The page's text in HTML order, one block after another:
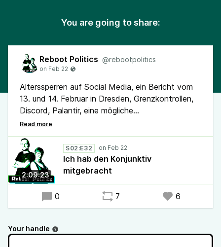
You are going to share:
Reboot Politics @rebootpolitics
Alterssperren auf Social Media, ein Bericht vom
13. und 14. Februar in Dresden, Grenzkontrollen,
Discord, Palantir, eine mögliche
Mehrwertsteuererhöhung, Verschärfungspläne bei
der Grundsicherung, Hürden bei der
Energiewende, die SPD gegen Sticker und noch
viel mehr gibt es in unserer neuen Folge.
Diese wurde am 22. Februar 2026 aufgenommen.
2:09:23
S02:E32
Ich hab den Konjunktiv
mitgebracht
0 7 6
Your handle